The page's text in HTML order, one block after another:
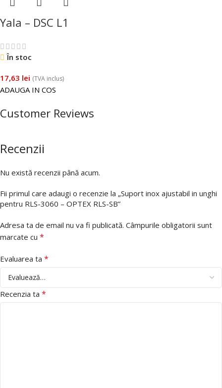
Yala – DSC L1
În stoc
17,63 lei (TVA inclus)
ADAUGA IN COS
Customer Reviews
Recenzii
Nu există recenzii până acum.
Fii primul care adaugi o recenzie la „Suport inox ajustabil in unghi
pentru RLS-3060 – OPTEX RLS-SB”
Adresa ta de email nu va fi publicată. Câmpurile obligatorii sunt
marcate cu *
Evaluarea ta *
Recenzia ta *